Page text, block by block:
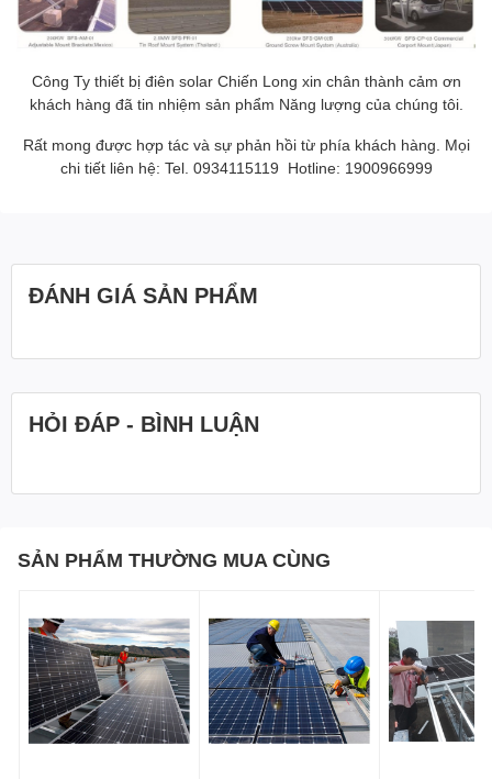
Công Ty thiết bị điên solar Chiến Long xin chân thành cảm ơn
khách hàng đã tin nhiệm sản phẩm Năng lượng của chúng tôi.
Rất mong được hợp tác và sự phản hồi từ phía khách hàng. Mọi
chi tiết liên hệ: Tel. 0934115119 Hotline: 1900966999
ĐÁNH GIÁ SẢN PHẨM
HỎI ĐÁP - BÌNH LUẬN
SẢN PHẨM THƯỜNG MUA CÙNG